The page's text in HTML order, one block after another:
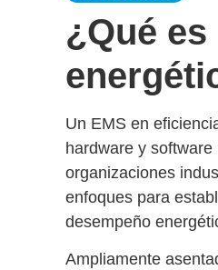
¿Qué
Un EMS en
hardware y software
organizaciones
enfoques para
desempeño
Ampliamente